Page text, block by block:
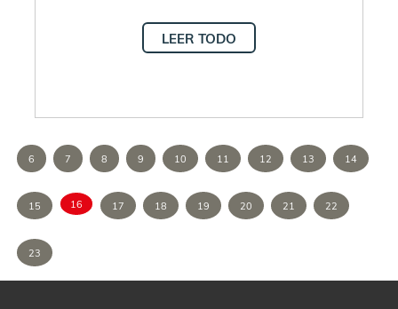
LEER TODO
6 7 8 9 10 11 12 13 14
15 16 17 18 19 20 21 22
23